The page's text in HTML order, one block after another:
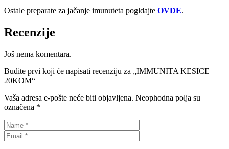
Ostale preparate za jačanje imunuteta pogldajte OVDE.
Recenzije
Još nema komentara.
Budite prvi koji će napisati recenziju za „IMMUNITA KESICE
20KOM“
Vaša adresa e-pošte neće biti objavljena. Neophodna polja su
označena *